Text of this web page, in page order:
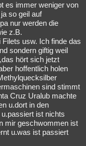
es immer weniger von
so geil auf
nur werden die
z.B.
usw. Ich finde das
sondern giftig weil
hört sich jetzt
hoffentlich holen
sind stimmt
Cruz Uralub machte
u.dort in den
ist nichts
mir geschwommen ist
u.was ist passiert